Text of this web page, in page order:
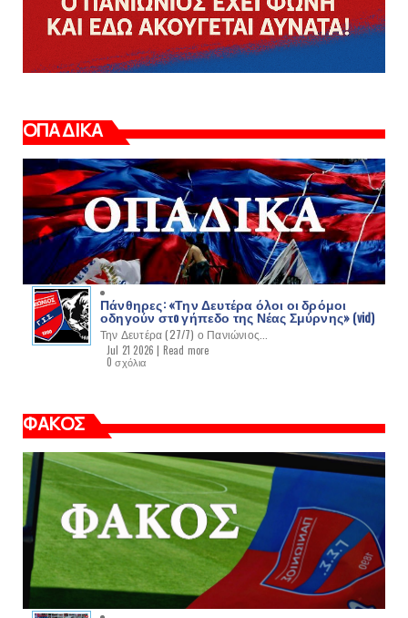
ΟΠΑΔΙΚΑ
Πάνθηρες: «Την Δευτέρα όλοι οι δρόμοι
οδηγούν στo γήπεδο της Νέας Σμύρνης» (vid)
Την Δευτέρα (27/7) ο Πανιώνιος...
Jul 21 2026 | Read more
0 σχόλια
ΦΑΚΟΣ